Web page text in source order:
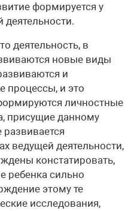
формируется у
деятельности.
деятельность, в
новые виды
и
процессы, и это
личностные
присущие данному
развивается
ведущей деятельности,
констатировать,
ребенка сильно
этому те
исследования,